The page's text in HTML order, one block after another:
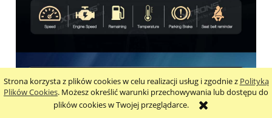
Strona korzysta z plików cookies w celu realizacji usług i zgodnie z Polityką
Plików Cookies. Możesz określić warunki przechowywania lub dostępu do
plików cookies w Twojej przeglądarce.